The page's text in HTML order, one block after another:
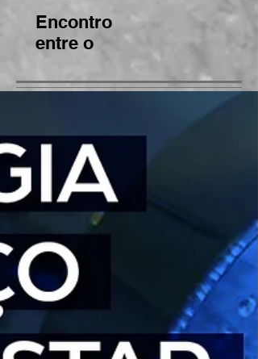
Encontro
entre o
CEE/BA e o
MP/BA gera
regularizaçã
o de
instituições
de ensino